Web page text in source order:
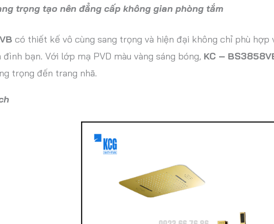
trọng tạo nên đẳng cấp không gian phòng tắm
có thiết kế vô cùng sang trọng và hiện đại không chỉ phù
bạn. Với lớp mạ PVD màu vàng sáng bóng, KC –
trọng đến trang nhã.